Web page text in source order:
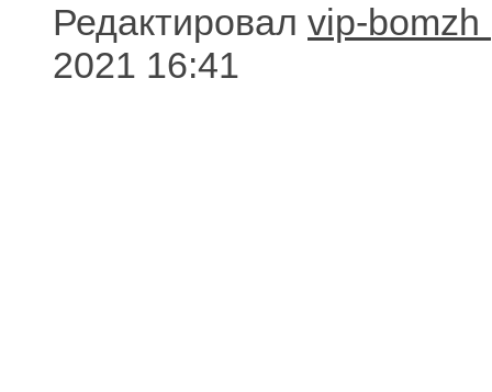
Редактировал vip-bomzh
2021 16:41